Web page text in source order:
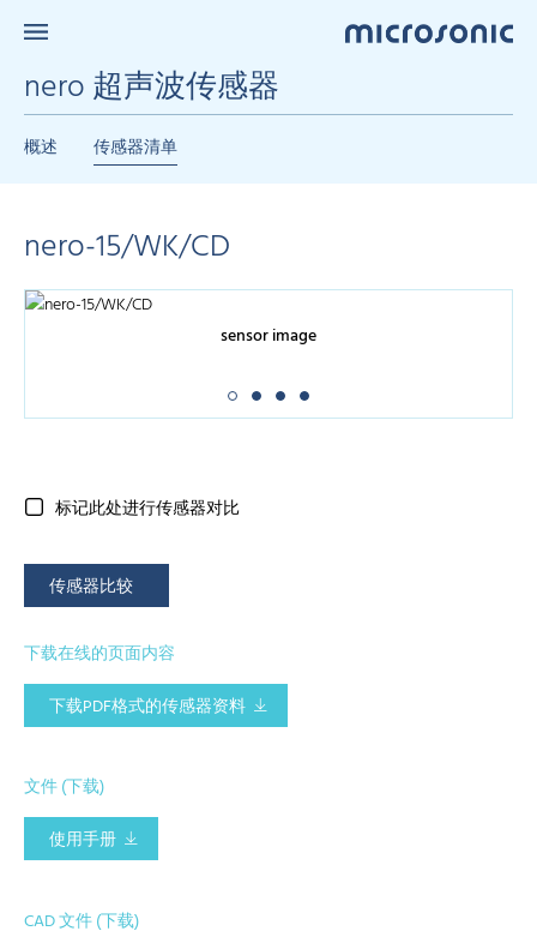
nero 超声波传感器
概述 传感器清单
nero-15/WK/CD
sensor image
标记此处进行传感器对比
传感器比较
下载在线的页面内容
下载PDF格式的传感器资料
文件 (下载)
使用手册
CAD 文件 (下载)